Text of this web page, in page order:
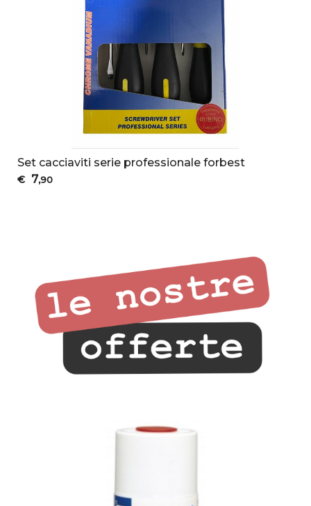
Set cacciaviti serie professionale forbest
€ 7,90